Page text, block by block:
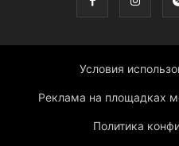
Условия
Реклама на площадках
Политика